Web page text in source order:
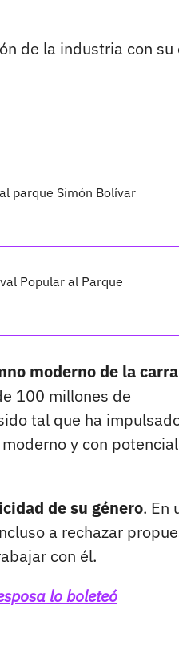
de la industria con su
parque Simón Bolívar
Popular al Parque
moderno de la
100 millones de
tal que ha
y con potencial
de su género. En
a rechazar
con él.
lo boleteó